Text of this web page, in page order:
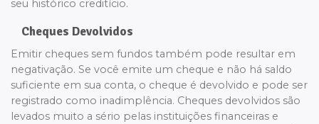
seu histórico creditício.
Cheques Devolvidos
Emitir cheques sem fundos também pode resultar em
negativação. Se você emite um cheque e não há saldo
suficiente em sua conta, o cheque é devolvido e pode ser
registrado como inadimplência. Cheques devolvidos são
levados muito a sério pelas instituições financeiras e